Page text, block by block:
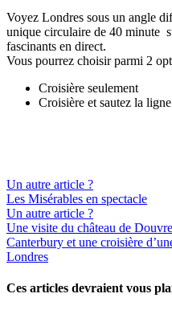
Voyez Londres sous un angle
unique circulaire de 40 minute
fascinants en direct.
Vous pourrez choisir parmi 2
Croisière seulement
Croisière et sautez la
Un autre article ?
Les Misérables en spectacle
Un autre article ?
Une visite du château de
Canterbury et une croisière
Londres
Ces articles devraient vous